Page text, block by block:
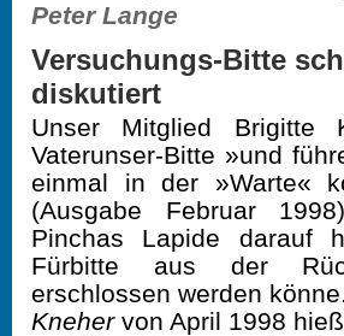
Peter Lange
Versuchungs-Bitte
diskutiert
Unser Mitglied Brigitte
Vaterunser-Bitte »und
einmal in der »Warte«
(Ausgabe Februar
Pinchas Lapide darauf
Fürbitte aus der
erschlossen werden
Knehervon April 1998